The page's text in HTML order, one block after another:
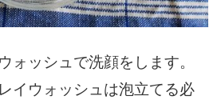
ォッシュで洗顔をします。
イウォッシュは泡立てる必